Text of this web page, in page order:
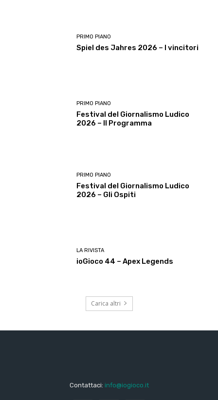
PRIMO PIANO
Spiel des Jahres 2026 – I vincitori
PRIMO PIANO
Festival del Giornalismo Ludico
2026 – Il Programma
PRIMO PIANO
Festival del Giornalismo Ludico
2026 – Gli Ospiti
LA RIVISTA
ioGioco 44 – Apex Legends
Carica altri
Contattaci: info@iogioco.it